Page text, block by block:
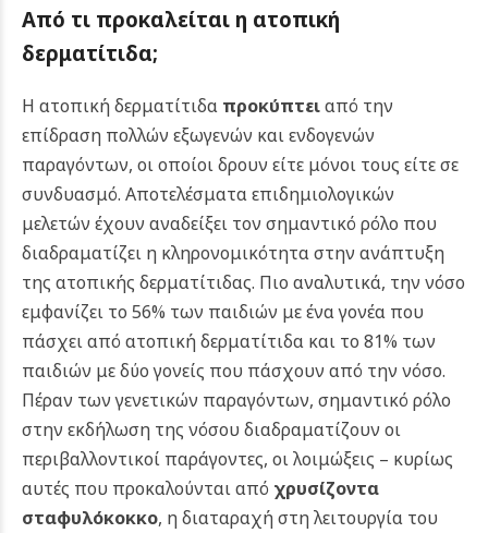
Από τι προκαλείται η ατοπική
δερματίτιδα;
Η ατοπική δερματίτιδα προκύπτειαπό την
επίδραση πολλών εξωγενών και ενδογενών
παραγόντων, οι οποίοι δρουν είτε μόνοι τους είτε σε
συνδυασμό. Αποτελέσματα επιδημιολογικών
μελετών έχουν αναδείξει τον σημαντικό ρόλο που
διαδραματίζει η κληρονομικότητα στην ανάπτυξη
της ατοπικής δερματίτιδας. Πιο αναλυτικά, την νόσο
εμφανίζει το 56% των παιδιών με ένα γονέα που
πάσχει από ατοπική δερματίτιδα και το 81% των
παιδιών με δύο γονείς που πάσχουν από την νόσο.
Πέραν των γενετικών παραγόντων, σημαντικό ρόλο
στην εκδήλωση της νόσου διαδραματίζουν οι
περιβαλλοντικοί παράγοντες, οι λοιμώξεις – κυρίως
αυτές που προκαλούνται από χρυσίζοντα
σταφυλόκοκκο, η διαταραχή στη λειτουργία του